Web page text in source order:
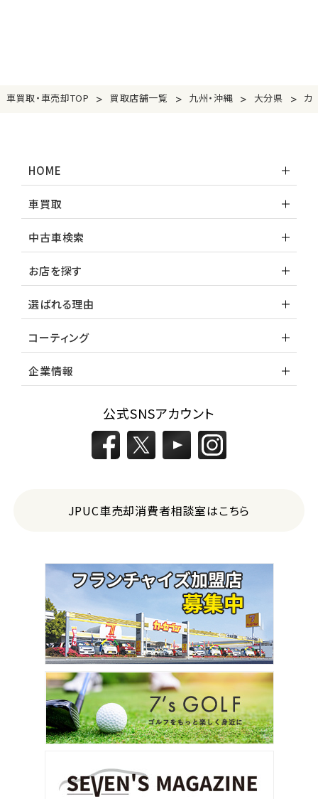
車買取・車売却TOP > 買取店舗一覧 > 九州・沖縄 > 大分県 > カ
HOME
車買取
中古車検索
お店を探す
選ばれる理由
コーティング
企業情報
公式SNSアカウント
JPUC車売却消費者相談室はこちら